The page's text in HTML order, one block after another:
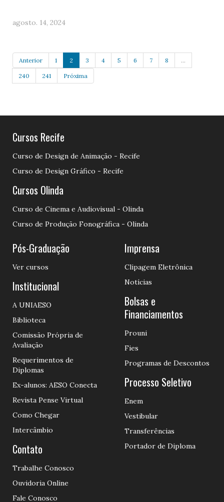
agosto. 14, 2024
Anterior 1 2 3 4 5 6 7 8 ...
240 241 Próxima
Cursos Recife
Curso de Design de Animação - Recife
Curso de Design Gráfico - Recife
Cursos Olinda
Curso de Cinema e Audiovisual - Olinda
Curso de Produção Fonográfica - Olinda
Pós-Graduação
Ver cursos
Institucional
A UNIAESO
Biblioteca
Comissão Própria de
Avaliação
Requerimentos de
Diplomas
Ex-alunos: AESO Conecta
Revista Pense Virtual
Como Chegar
Intercâmbio
Contato
Trabalhe Conosco
Ouvidoria Online
Fale Conosco
Imprensa
Clipagem Eletrônica
Notícias
Bolsas e
Financiamentos
Prouni
Fies
Programas de Descontos
Processo Seletivo
Enem
Vestibular
Transferências
Portador de Diploma